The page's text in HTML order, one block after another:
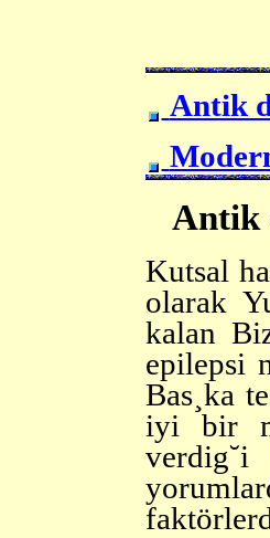
Antik
Antik
Kutsal
olarak
kalan
epilepsi
Bas¸ka
iyi bir
verdig˘i